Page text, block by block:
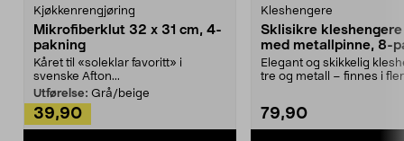
Kjøkkenrengjøring
Mikrofiberklut 32 x 31 cm, 4-
pakning
Kåret til «soleklar favoritt» i
svenske Afton...
Utførelse: Grå/beige
39,90
Kleshengere
Sklisikre
med metallpinne, 8-
Elegant og skikkelig
tre og metall – finnes i
79,90